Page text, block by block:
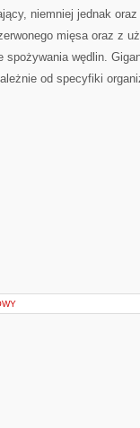
niemniej jednak
mięsa oraz z
wędlin.
od specyfiki